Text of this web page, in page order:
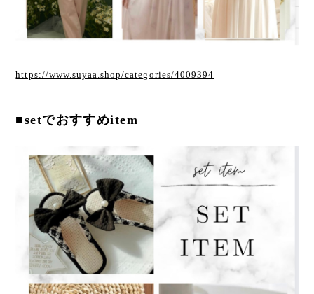
https://www.suyaa.shop/categories/4009394
■setでおすすめitem